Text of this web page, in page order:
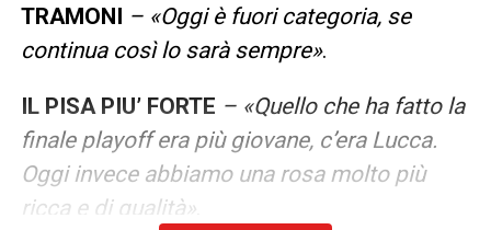
TRAMONI – «Oggi è fuori categoria, se
continua così lo sarà sempre».
IL PISA PIU’ FORTE – «Quello che ha fatto la
finale playoff era più giovane, c’era Lucca.
Oggi invece abbiamo una rosa molto più
ricca e di qualità».